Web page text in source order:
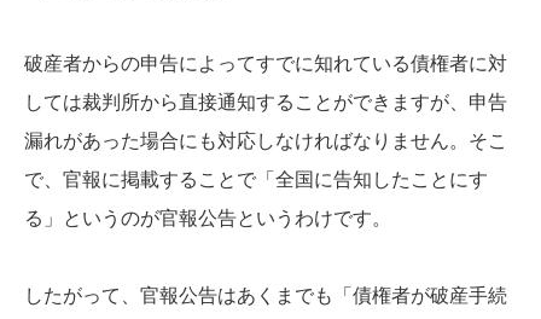
破産者からの申告によってすでに知れている債権者に対
しては裁判所から直接通知することができますが、申告
漏れがあった場合にも対応しなければなりません。そこ
で、官報に掲載することで「全国に告知したことにす
る」というのが官報公告というわけです。
したがって、官報公告はあくまでも「債権者が破産手続